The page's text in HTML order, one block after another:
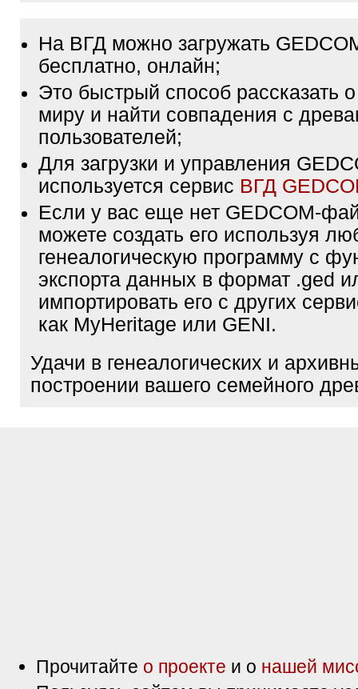
На ВГД можно загружать
бесплатно, онлайн;
Это быстрый способ рассказать
миру и найти совпадения с
пользователей;
Для загрузки и управления
используется сервис ВГД
Если у вас еще нет GEDCOM-
можете создать его используя
генеалогическую программу с
экспорта данных в формат .ged
импортировать его с других
как MyHeritage или GENI.
Удачи в генеалогических и
построении вашего семейного
Прочитайте о проекте и о нашей